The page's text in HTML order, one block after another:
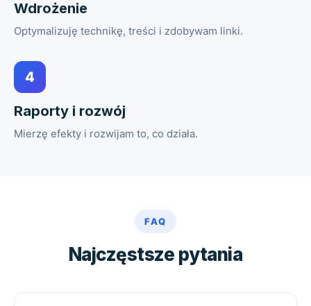
Wdrożenie
Optymalizuję technikę, treści i zdobywam linki.
4
Raporty i rozwój
Mierzę efekty i rozwijam to, co działa.
FAQ
Najczęstsze pytania